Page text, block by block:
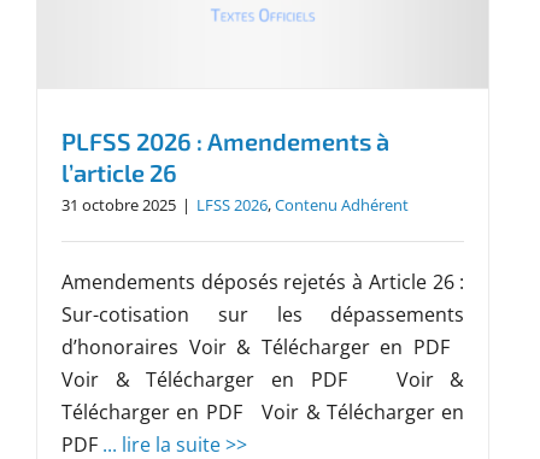
PLFSS 2026 : Amendements à
l’article 26
31 octobre 2025 | LFSS 2026,Contenu Adhérent
Amendements déposés rejetés à Article 26 :
Sur-cotisation sur les dépassements
d’honoraires Voir & Télécharger en PDF
Voir & Télécharger en PDF Voir &
Télécharger en PDF Voir & Télécharger en
PDF ... lire la suite >>